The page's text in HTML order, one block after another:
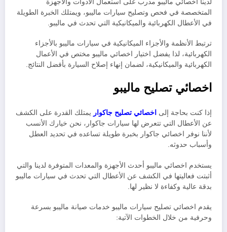
المتخصصة في فحص وتصليح سيارات ماليبو، ويمتلك الخبرة الطويلة
في الأعطال الكهربائية والميكانيكية التي تحدث في ماليبو.
ترتبط الأنظمة والأجزاء الميكانيكية في سيارات ماليبو بالأجزاء
الكهربائية، لذا يفضل اختيار اخصائي ماليبو مختص في الأعمال
الكهربائية والميكانيكية، لضمان إنهاء إصلاح السيارة بأفضل النتائج.
اخصائي تصليح ماليبو
إذا كنت بحاجة إلى اخصائي تصليح جاكوار يمتلك القدرة على الكشف
عن الأعطال التي تتعرض لها سيارات جاكوار، نحن خيارك الأنسب
لأننا نوفر اخصائي جاكوار بخبرة طويلة تساعده في تحديد العطل
وأسباب حدوثه.
يستخدم اخصائي ماليبو أحدث الأجهزة والمعدات المتوفرة لدينا والتي
أثبتت فعاليتها في الكشف عن الأعطال التي تحدث في سيارات ماليبو
بدقة عالية وكفاءة لا نظير لها.
يقدم اخصائي تصليح سيارات ماليبو خدمات صيانة ماليبو بسرعة
وحرفية من خلال الخطوات الآتية: